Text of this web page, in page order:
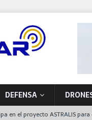
DEFENSA
en el proyecto ASTRALIS